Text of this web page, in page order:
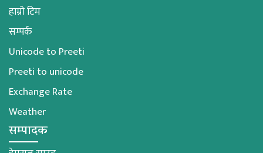
हाम्रो टिम
सम्पर्क
Unicode to Preeti
Preeti to unicode
Exchange Rate
Weather
सम्पादक